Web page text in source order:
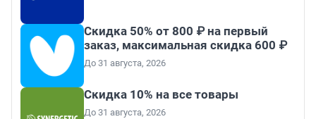
Скидка 50% от 800 ₽ на первый
заказ, максимальная скидка 600 ₽
До 31 августа, 2026
Скидка 10% на все товары
До 31 августа, 2026